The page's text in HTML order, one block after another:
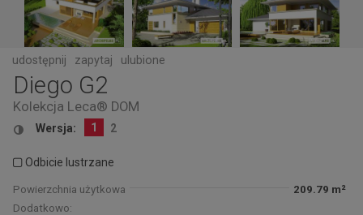
udostępnij zapytaj ulubione
Diego G2
Kolekcja Leca® DOM
Wersja: 1 2
Odbicie lustrzane
Powierzchnia użytkowa
209.79 m²
Dodatkowo: